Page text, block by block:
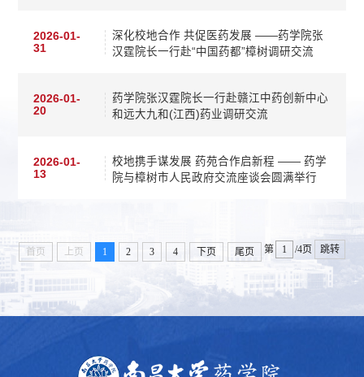
2026-01-
31
深化校地合作 共促医药发展 ——药学院张
汉霆院长一行赴“中国药都”樟树调研交流
2026-01-
20
药学院张汉霆院长一行赴赣江中药创新中心
和远大九和(江西)药业调研交流
2026-01-
13
校地携手谋发展 药苑合作启新程 —— 药学
院与樟树市人民政府交流座谈会圆满举行
首页 上页 1 2 3 4 下页 尾页 第 /4页 跳转